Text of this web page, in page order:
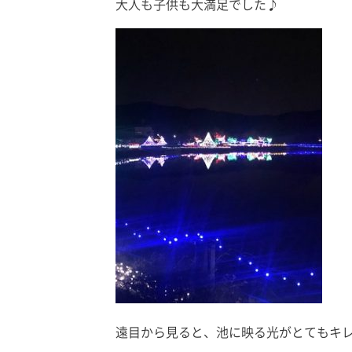
大人も子供も大満足でした♪
遠目から見ると、池に映る光がとてもキ